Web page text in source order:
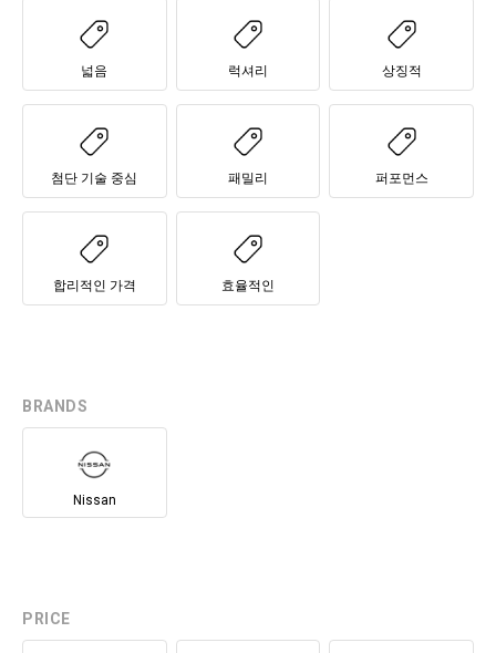
넓음 럭셔리 상징적
첨단 기술 중심 패밀리 퍼포먼스
합리적인 가격 효율적인
BRANDS
Nissan
PRICE